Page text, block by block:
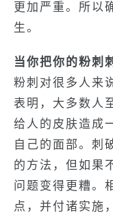
更加严重。所以
生。
当你把你的粉刺
粉刺对很多人来
表明，大多数人
给人的皮肤造成
自己的面部。刺
的方法，但如果
问题变得更糟。
点，并付诸实施